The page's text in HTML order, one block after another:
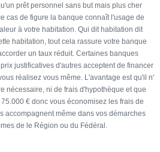
prêt personnel sans but mais plus cher
cas de figure la banque connaît l'usage de
à votre habitation. Qui dit habitation dit
habitation, tout cela rassure votre banque
un taux réduit. Certaines banques
justificatives d'autres acceptent de financer
réalisez vous même. L'avantage est qu'il n'
nécessaire, ni de frais d'hypothèque et que
€ donc vous économisez les frais de
accompagnent même dans vos démarches
de le Région ou du Fédéral.